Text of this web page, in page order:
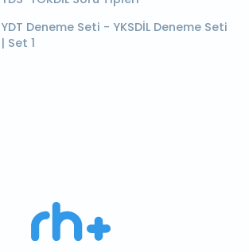
YDT Deneme Seti - YKSDİL Deneme Seti
| Set 1